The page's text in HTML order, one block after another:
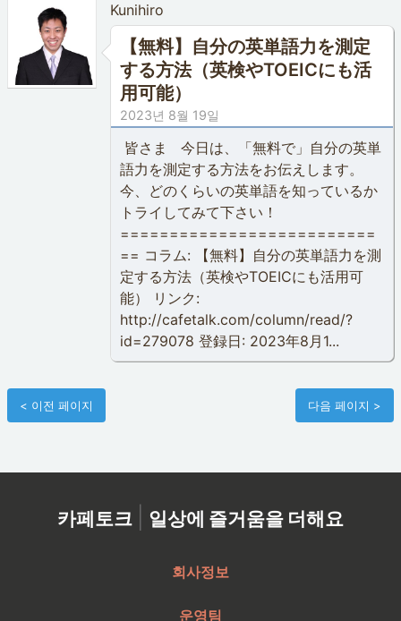
Kunihiro
【無料】自分の英単語力を測定
する方法（英検やTOEICにも活
用可能）
2023년 8월 19일
皆さま 今日は、「無料で」自分の英単
語力を測定する方法をお伝えします。
今、どのくらいの英単語を知っているか
トライしてみて下さい！
==========================
== コラム: 【無料】自分の英単語力を測
定する方法（英検やTOEICにも活用可
能） リンク:
http://cafetalk.com/column/read/?
id=279078 登録日: 2023年8月1...
< 이전 페이지 다음 페이지 >
카페토크 | 일상에 즐거움을 더해요
회사정보
운영팀